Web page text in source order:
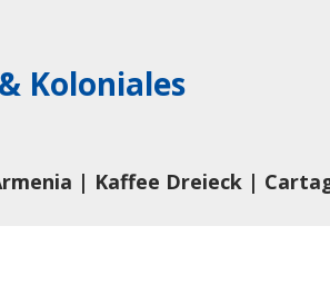
Koloniales
| Kaffee Dreieck |